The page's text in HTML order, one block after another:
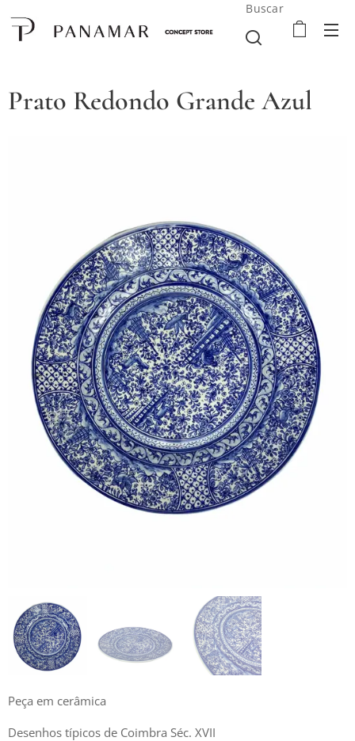
Buscar
Prato Redondo Grande Azul
Peça em cerâmica
Desenhos típicos de Coimbra Séc. XVII